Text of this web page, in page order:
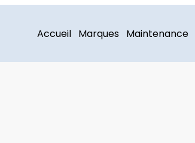
Accueil Marques Maintenance